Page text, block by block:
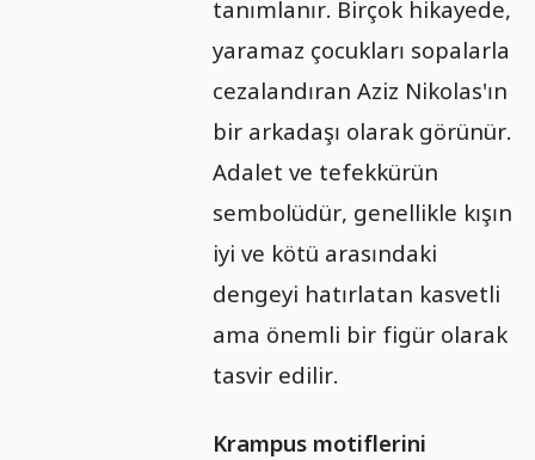
tanımlanır. Birçok hikayede,
yaramaz çocukları sopalarla
cezalandıran Aziz Nikolas'ın
bir arkadaşı olarak görünür.
Adalet ve tefekkürün
sembolüdür, genellikle kışın
iyi ve kötü arasındaki
dengeyi hatırlatan kasvetli
ama önemli bir figür olarak
tasvir edilir.
Krampus motiflerini